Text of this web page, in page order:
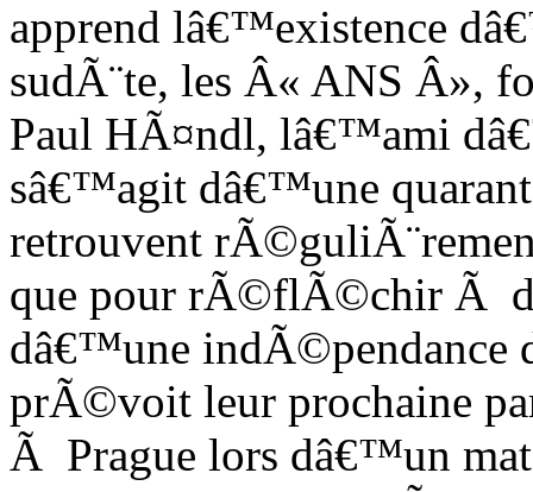
apprend lâ€™existence
sudÃ¨te, les Â« ANS Â»,
Paul HÃ¤ndl, lâ€™ami
sâ€™agit dâ€™une
retrouvent
que pour rÃ©flÃ©chir Ã
dâ€™une indÃ©pendance
prÃ©voit leur prochaine
Ã Prague lors dâ€™un